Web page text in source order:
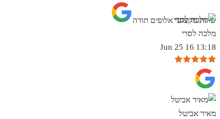
שרות מקצועי אלופים תודה
מלכה לסרי
13:18 16 Jun 25
מאיר אביטל